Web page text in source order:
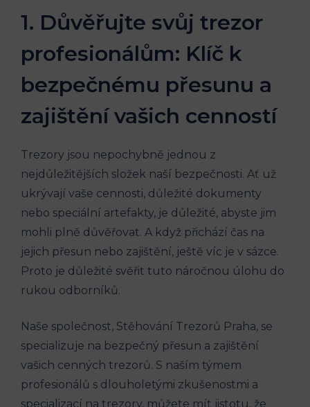
1. Důvěřujte svůj trezor
profesionálům: Klíč k
bezpečnému přesunu a
zajištění vašich cenností
Trezory jsou nepochybně jednou z
nejdůležitějších složek naší bezpečnosti. Ať už
ukrývají vaše cennosti, důležité dokumenty
nebo speciální artefakty, je důležité, abyste jim
mohli plně důvěřovat. A když přichází čas na
jejich přesun nebo zajištění, ještě víc je v sázce.
Proto je důležité svěřit tuto náročnou úlohu do
rukou odborníků.
Naše společnost, Stěhování Trezorů Praha, se
specializuje na bezpečný přesun a zajištění
vašich cenných trezorů. S naším týmem
profesionálů s dlouholetými zkušenostmi a
specializací na trezory, můžete mít jistotu, že